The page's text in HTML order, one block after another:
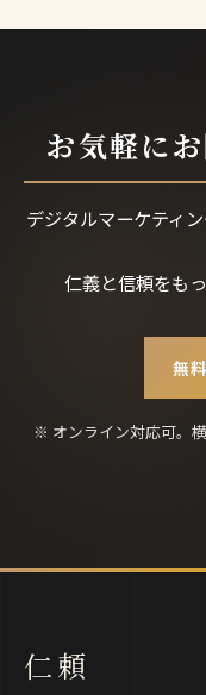
お気軽に
デジタルマーケティ
仁義と信頼をも
無
※ オンライン対応可。
仁頼